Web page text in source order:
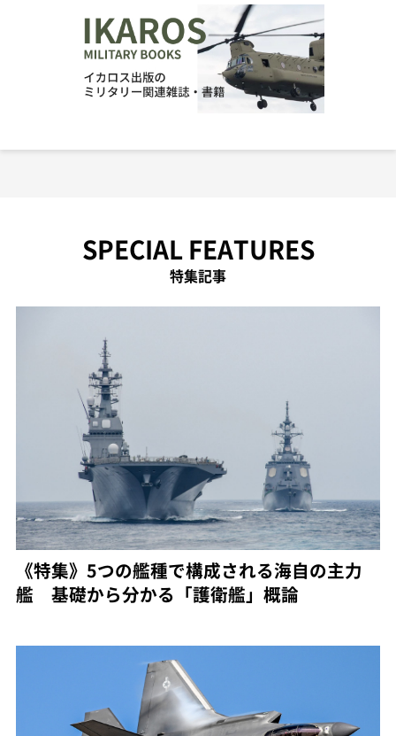
SPECIAL FEATURES
特集記事
《特集》5つの艦種で構成される海自の主力
艦 基礎から分かる「護衛艦」概論